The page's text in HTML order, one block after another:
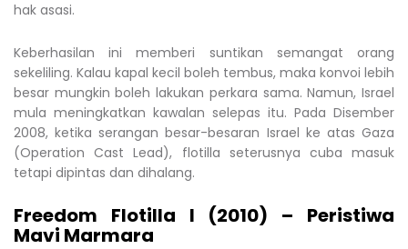
hak asasi.
Keberhasilan ini memberi suntikan semangat orang
sekeliling. Kalau kapal kecil boleh tembus, maka konvoi lebih
besar mungkin boleh lakukan perkara sama. Namun, Israel
mula meningkatkan kawalan selepas itu. Pada Disember
2008, ketika serangan besar-besaran Israel ke atas Gaza
(Operation Cast Lead), flotilla seterusnya cuba masuk
tetapi dipintas dan dihalang.
Freedom Flotilla I (2010) – Peristiwa
Mavi Marmara